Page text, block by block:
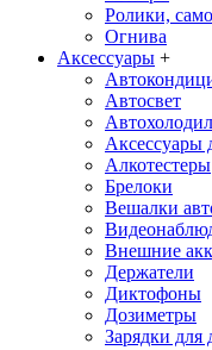
Ролики,
Огнива
Аксессуары +
Aвтосвет
Аксессуары
Алкотестеры
Брелоки
Вешалки
Внешние
Держатели
Диктофоны
Дозиметры
Зарядки для